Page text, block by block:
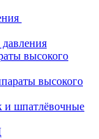
высокого
высокого
и шпатлёвочные